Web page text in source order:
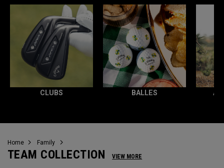
CLUBS BALLES
Home Family
TEAM COLLECTION VIEW MORE